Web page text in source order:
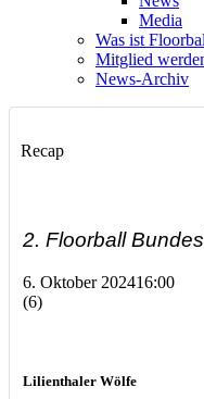
Media
Was ist
Mitglied
News-Archiv
Recap
2. Floorball
6. Oktober 202416:00
(6)
Lilienthaler Wölfe